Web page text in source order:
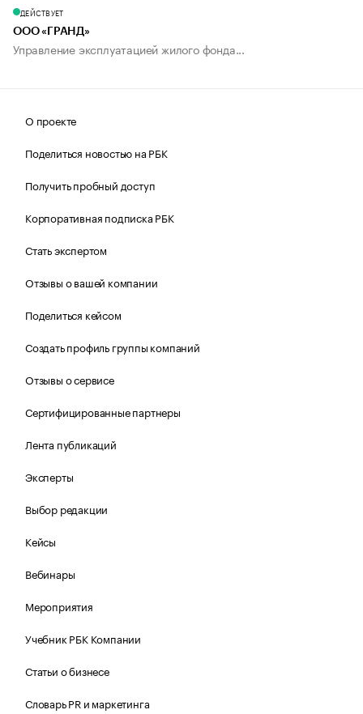
ДЕЙСТВУЕТ
ООО «ГРАНД»
Управление эксплуатацией жилого фонда...
О проекте
Поделиться новостью на РБК
Получить пробный доступ
Корпоративная подписка РБК
Стать экспертом
Отзывы о вашей компании
Поделиться кейсом
Создать профиль группы компаний
Отзывы о сервисе
Сертифицированные партнеры
Лента публикаций
Эксперты
Выбор редакции
Кейсы
Вебинары
Мероприятия
Учебник РБК Компании
Статьи о бизнесе
Словарь PR и маркетинга